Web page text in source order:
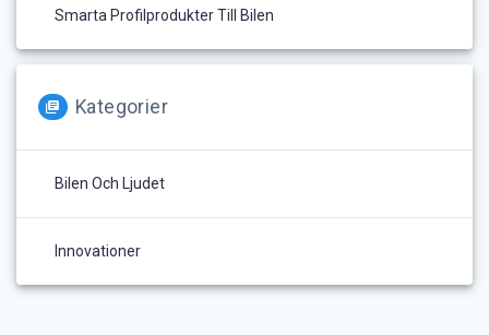
Smarta Profilprodukter Till Bilen
Kategorier
Bilen Och Ljudet
Innovationer